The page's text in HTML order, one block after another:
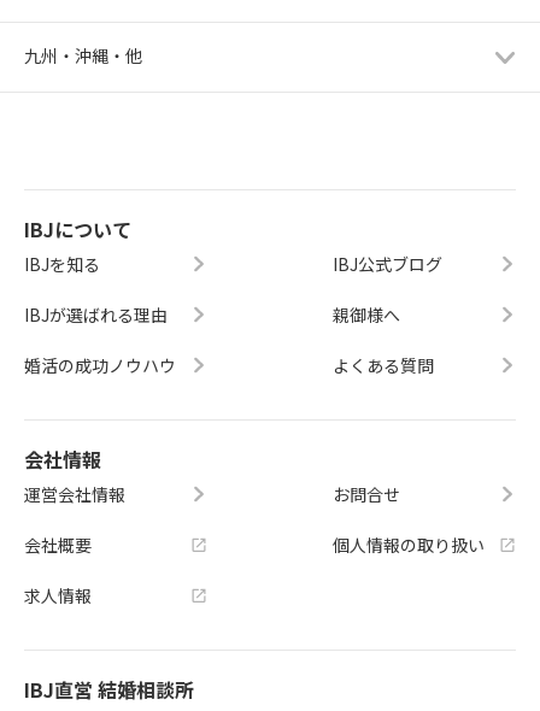
九州・沖縄・他
IBJについて
IBJを知る
IBJが選ばれる理由
婚活の成功ノウハウ
IBJ公式ブログ
親御様へ
よくある質問
会社情報
運営会社情報
会社概要
求人情報
お問合せ
個人情報の取り扱い
IBJ直営 結婚相談所